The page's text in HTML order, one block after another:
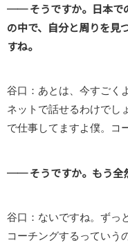
── そうですか。日本で
の中で、自分と周りを見
すね。
谷口：あとは、今すごく
ネットで話せるわけでし
で仕事してますよ僕。コ
── そうですか。もう全
谷口：ないですね。ずっ
コーチングするっていう